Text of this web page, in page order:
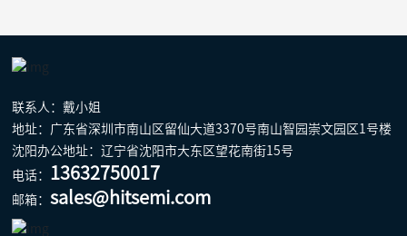
联系人：戴小姐
地址：广东省深圳市南山区留仙大道3370号南山智园崇文园区1号楼
沈阳办公地址：辽宁省沈阳市大东区望花南街15号
电话：
13632750017
邮箱：sales@hitsemi.com